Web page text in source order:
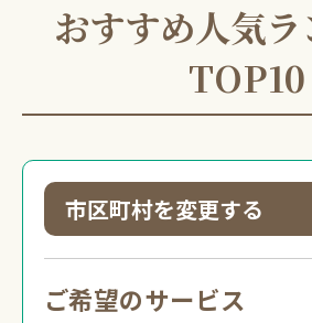
0120-
受付 8:30～17:30
初めての方へ
豆知識
お急ぎの方はこちら
おすすめ人気
TOP10
市区町村を変更する
ご希望のサービス